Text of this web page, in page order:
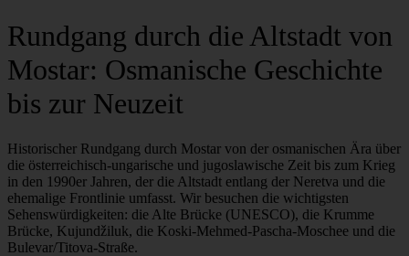
Rundgang durch die Altstadt von
Mostar: Osmanische Geschichte
bis zur Neuzeit
Historischer Rundgang durch Mostar von der osmanischen Ära über
die österreichisch-ungarische und jugoslawische Zeit bis zum Krieg
in den 1990er Jahren, der die Altstadt entlang der Neretva und die
ehemalige Frontlinie umfasst. Wir besuchen die wichtigsten
Sehenswürdigkeiten: die Alte Brücke (UNESCO), die Krumme
Brücke, Kujundžiluk, die Koski-Mehmed-Pascha-Moschee und die
Bulevar/Titova-Straße.